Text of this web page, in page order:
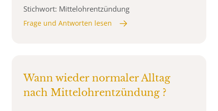
Stichwort: Mittelohrentzündung
Frage und Antworten lesen
Wann wieder normaler Alltag
nach Mittelohrentzündung ?